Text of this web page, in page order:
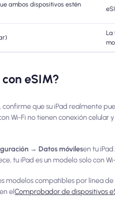
ambos dispositivos estén
La
eSIM?
que su iPad realmente
Wi-Fi no tienen conexión
→ Datos móvilesen tu
tu iPad es un modelo solo con
modelos compatibles por línea
elComprobador de dispositivos